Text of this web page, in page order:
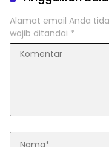
Alamat email Anda
wajib ditandai *